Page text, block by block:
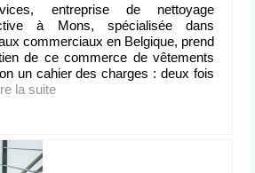
entreprise de nettoyage
à Mons, spécialisée dans
commerciaux en Belgique, prend
de ce commerce de vêtements
un cahier des charges : deux fois
la suite­­